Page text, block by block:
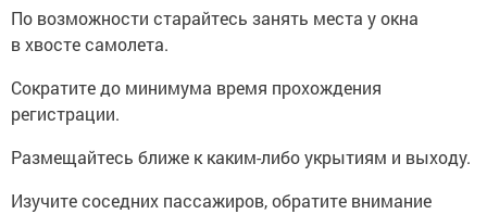
По возможности старайтесь занять места у окна
в хвосте самолета.
Сократите до минимума время прохождения
регистрации.
Размещайтесь ближе к каким-либо укрытиям и выходу.
Изучите соседних пассажиров, обратите внимание